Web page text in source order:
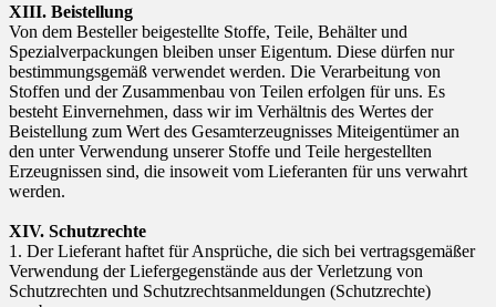
XIII. Beistellung
Von dem Besteller beigestellte Stoffe, Teile, Behälter und
Spezialverpackungen bleiben unser Eigentum. Diese dürfen nur
bestimmungsgemäß verwendet werden. Die Verarbeitung von
Stoffen und der Zusammenbau von Teilen erfolgen für uns. Es
besteht Einvernehmen, dass wir im Verhältnis des Wertes der
Beistellung zum Wert des Gesamterzeugnisses Miteigentümer an
den unter Verwendung unserer Stoffe und Teile hergestellten
Erzeugnissen sind, die insoweit vom Lieferanten für uns verwahrt
werden.
XIV. Schutzrechte
1. Der Lieferant haftet für Ansprüche, die sich bei vertragsgemäßer
Verwendung der Liefergegenstände aus der Verletzung von
Schutzrechten und Schutzrechtsanmeldungen (Schutzrechte)